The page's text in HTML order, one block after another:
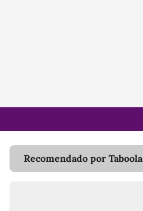
Recomendado por Taboola